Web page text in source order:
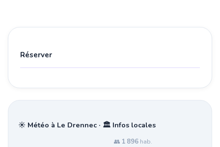
Réserver
☀️ Météo à Le Drennec · 🏛️ Infos locales
👥 1 896 hab.